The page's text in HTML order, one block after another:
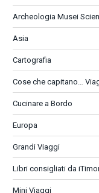
Archeologia Musei
Asia
Cartografia
Cose che capitano…
Cucinare a Bordo
Europa
Grandi Viaggi
Libri consigliati da
Mini Viaggi